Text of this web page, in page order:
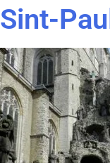
Sint-